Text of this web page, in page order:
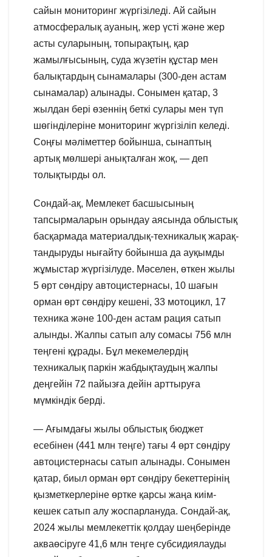
сайын мониторинг жүргізіледі. Ай сайын
атмосфералық ауаның, жер үсті және жер
асты суларының, топырақтың, қар
жамылғысының, суда жүзетін құстар мен
балықтардың сынамалары (300-ден астам
сынамалар) алынады. Сонымен қатар, 3
жылдан бері өзеннің беткі сулары мен түп
шөгінділеріне мониторинг жүргізіліп келеді.
Соңғы мәліметтер бойынша, сынаптың
артық мөлшері анықталған жоқ, — деп
толықтырды ол.
Сондай-ақ, Мемлекет басшысының
тапсырмаларын орындау аясында облыстық
басқармада материалдық-техникалық жарақ-
тандыруды нығайту бойынша да ауқымды
жұмыстар жүргізілуде. Мәселен, өткен жылы
5 өрт сөндіру автоцистернасы, 10 шағын
орман өрт сөндіру кешені, 33 мотоцикл, 17
техника және 100-ден астам рация сатып
алынды. Жалпы сатып алу сомасы 756 млн
теңгені құрады. Бұл мекемелердің
техникалық паркін жабдықтаудың жалпы
деңгейін 72 пайызға дейін арттыруға
мүмкіндік берді.
— Ағымдағы жылы облыстық бюджет
есебінен (441 млн теңге) тағы 4 өрт сөндіру
автоцистернасы сатып алынады. Сонымен
қатар, биыл орман өрт сөндіру бекеттерінің
қызметкерлеріне өртке қарсы жаңа киім-
кешек сатып алу жоспарлануда. Сондай-ақ,
2024 жылы мемлекеттік қолдау шеңберінде
акваөсіруге 41,6 млн теңге субсидиялауды